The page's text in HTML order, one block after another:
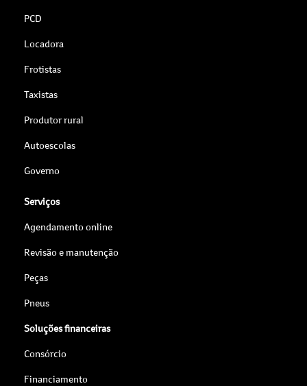
PCD
Locadora
Frotistas
Taxistas
Produtor rural
Autoescolas
Governo
Serviços
Agendamento online
Revisão e manutenção
Peças
Pneus
Soluções financeiras
Consórcio
Financiamento